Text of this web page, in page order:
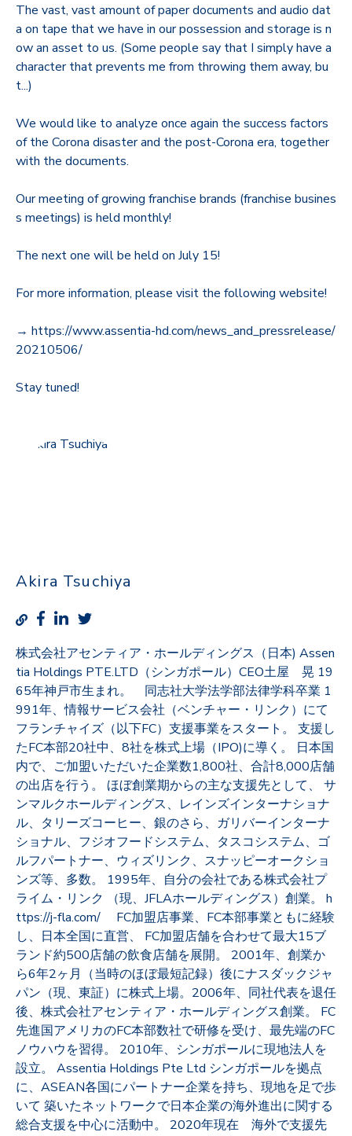
The vast, vast amount of paper documents and audio dat
a on tape that we have in our possession and storage is n
ow an asset to us. (Some people say that I simply have a
character that prevents me from throwing them away, bu
t...)
We would like to analyze once again the success factors
of the Corona disaster and the post-Corona era, together
with the documents.
Our meeting of growing franchise brands (franchise busines
s meetings) is held monthly!
The next one will be held on July 15!
For more information, please visit the following website!
→ https://www.assentia-hd.com/news_and_pressrelease/
20210506/
Stay tuned!
Akira Tsuchiya
株式会社アセンティア・ホールディングス（日本) Assen
tia Holdings PTE.LTD（シンガポール）CEO土屋 晃 19
65年神戸市生まれ。 同志社大学法学部法律学科卒業 1
991年、情報サービス会社（ベンチャー・リンク）にて
フランチャイズ（以下FC）支援事業をスタート。 支援し
たFC本部20社中、8社を株式上場（IPO)に導く。 日本国
内で、ご加盟いただいた企業数1,800社、合計8,000店舗
の出店を行う。 ほぼ創業期からの主な支援先として、 サ
ンマルクホールディングス、レインズインターナショナ
ル、タリーズコーヒー、銀のさら、ガリバーインターナ
ショナル、フジオフードシステム、タスコシステム、ゴ
ルフパートナー、ウィズリンク、スナッピーオークショ
ンズ等、多数。 1995年、自分の会社である株式会社プ
ライム・リンク （現、JFLAホールディングス）創業。 h
ttps://j-fla.com/ FC加盟店事業、FC本部事業ともに経験
し、日本全国に直営、 FC加盟店舗を合わせて最大15ブ
ランド約500店舗の飲食店舗を展開。 2001年、創業か
ら6年2ヶ月（当時のほぼ最短記録）後にナスダックジャ
パン（現、東証）に株式上場。2006年、同社代表を退任
後、株式会社アセンティア・ホールディングス創業。 FC
先進国アメリカのFC本部数社で研修を受け、最先端のFC
ノウハウを習得。 2010年、シンガポールに現地法人を
設立。 Assentia Holdings Pte Ltd シンガポールを拠点
に、ASEAN各国にパートナー企業を持ち、現地を足で歩
いて 築いたネットワークで日本企業の海外進出に関する
総合支援を中心に活動中。 2020年現在 海外で支援先